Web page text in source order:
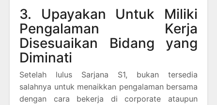
3. Upayakan Untuk Miliki
Pengalaman Kerja
Disesuaikan Bidang yang
Diminati
Setelah lulus Sarjana S1, bukan tersedia
salahnya untuk menaikkan pengalaman bersama
dengan cara bekerja di corporate ataupun